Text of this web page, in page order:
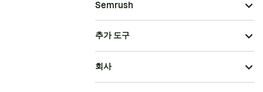
Semrush
추가 도구
회사